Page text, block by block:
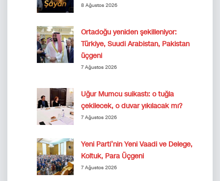
8 Ağustos 2026
Ortadoğu yeniden şekilleniyor:
Türkiye, Suudi Arabistan, Pakistan
üçgeni
7 Ağustos 2026
Uğur Mumcu suikastı: o tuğla
çekilecek, o duvar yıkılacak mı?
7 Ağustos 2026
Yeni Parti’nin Yeni Vaadi ve Delege,
Koltuk, Para Üçgeni
7 Ağustos 2026